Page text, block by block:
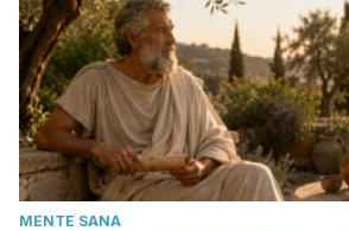
Wikipedia, la enciclopedia libre.
Online [https://es.wikipedia.org/wiki/
Wikipedia, la enciclopedia libre.
Online [https://es.wikipedia.org/wiki/
MENTE SANA